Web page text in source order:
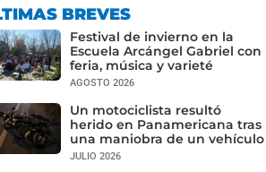
BREVES
Festival de invierno en la
Escuela Arcángel Gabriel con
feria, música y varieté
AGOSTO 2026
Un motociclista resultó
herido en Panamericana tras
una maniobra de un vehículo
JULIO 2026